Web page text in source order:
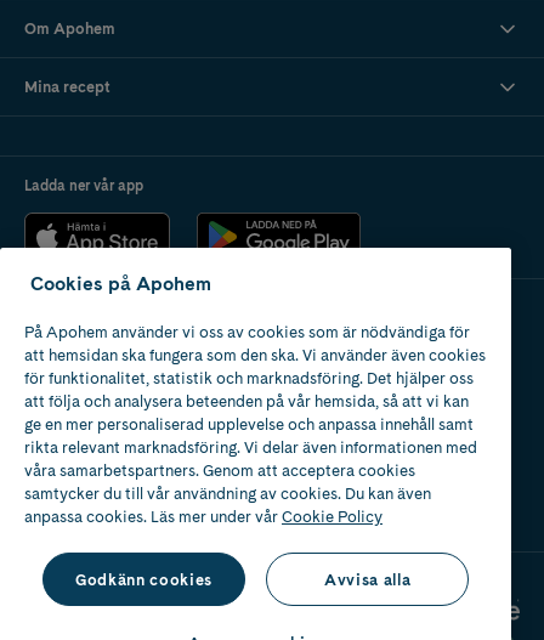
Om Apohem
Mina recept
Ladda ner vår app
Apotek med tillstånd
av Läkemedelsverket
Cookies på Apohem
På Apohem använder vi oss av cookies som är nödvändiga för
att hemsidan ska fungera som den ska. Vi använder även cookies
för funktionalitet, statistik och marknadsföring. Det hjälper oss
att följa och analysera beteenden på vår hemsida, så att vi kan
ge en mer personaliserad upplevelse och anpassa innehåll samt
rikta relevant marknadsföring. Vi delar även informationen med
våra samarbetspartners. Genom att acceptera cookies
samtycker du till vår användning av cookies. Du kan även
anpassa cookies. Läs mer under vårCookie Policy
Godkänn cookies Avvisa alla